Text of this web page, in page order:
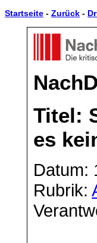
Startseite - Zurück -
Titel:
es
Datum:
Rubrik: